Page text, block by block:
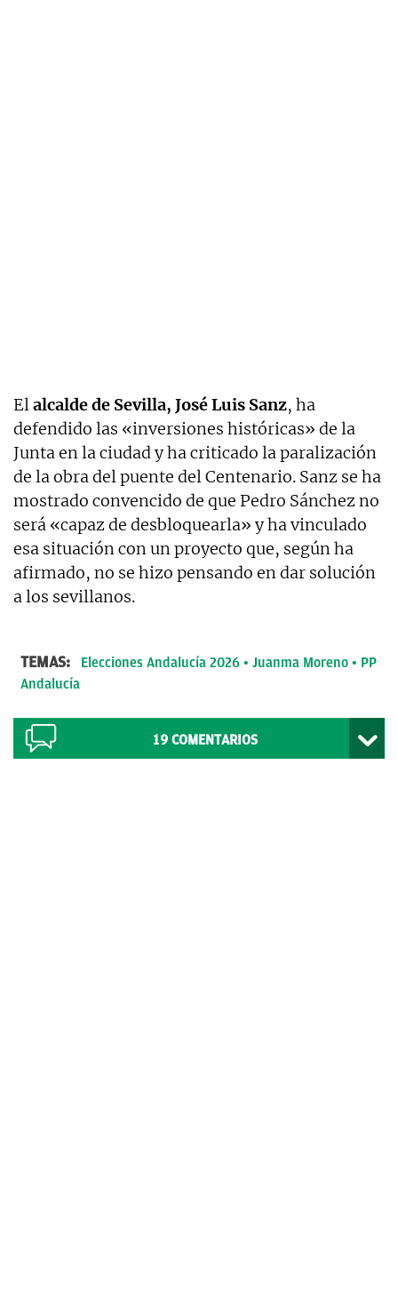
Elalcalde de Sevilla, José Luis Sanz, ha
defendido las «inversiones históricas» de la
Junta en la ciudad y ha criticado la paralización
de la obra del puente del Centenario. Sanz se ha
mostrado convencido de que Pedro Sánchez no
será «capaz de desbloquearla» y ha vinculado
esa situación con un proyecto que, según ha
afirmado, no se hizo pensando en dar solución
a los sevillanos.
TEMAS: Elecciones Andalucía 2026 Juanma Moreno
PP
Andalucía
19 COMENTARIOS